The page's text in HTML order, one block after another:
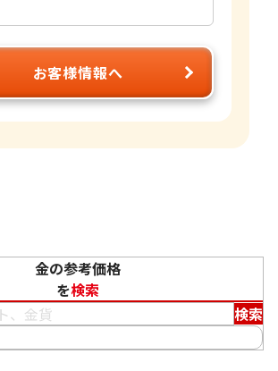
お客様情報へ
金の参考価格
を検索
検索